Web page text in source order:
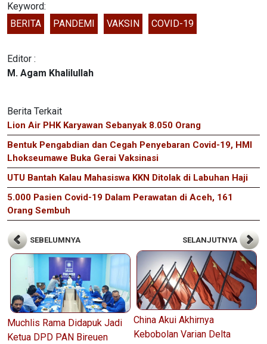
Keyword:
BERITA
PANDEMI VAKSIN COVID-19
Editor :
M. Agam Khalilullah
Berita Terkait
Lion Air PHK Karyawan Sebanyak 8.050 Orang
Bentuk Pengabdian dan Cegah Penyebaran Covid-19, HMI
Lhokseumawe Buka Gerai Vaksinasi
UTU Bantah Kalau Mahasiswa KKN Ditolak di Labuhan Haji
5.000 Pasien Covid-19 Dalam Perawatan di Aceh, 161
Orang Sembuh
SEBELUMNYA
Muchlis Rama Didapuk Jadi
Ketua DPD PAN Bireuen
SELANJUTNYA
China Akui Akhirnya
Kebobolan Varian Delta